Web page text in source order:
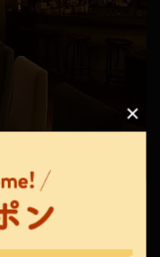
ンター席は全8席。目
見ることができま
４５ビル地下１階